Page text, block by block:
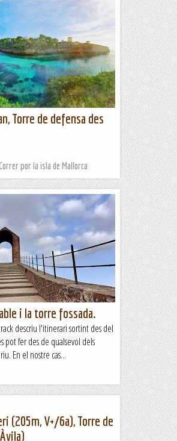
Torre de defensa des
por la isla de Mallorca
i la torre fossada.
descriu l'itinerari sortint des del
pot fer des de qualsevol dels
En el nostre cas...
(205m, V+/6a), Torre de